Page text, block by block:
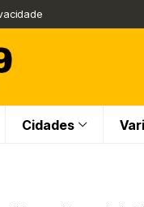
Cidades